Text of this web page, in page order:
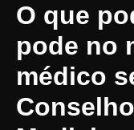
O que
pode no
médico